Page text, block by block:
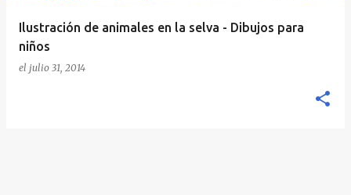
Ilustración de animales en la selva - Dibujos para
niños
el julio 31, 2014